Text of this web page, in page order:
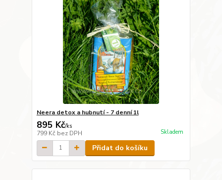
Neera detox a hubnutí - 7 denní 1l
895 Kč/ks
799 Kč bez DPH Skladem
Přidat do košíku